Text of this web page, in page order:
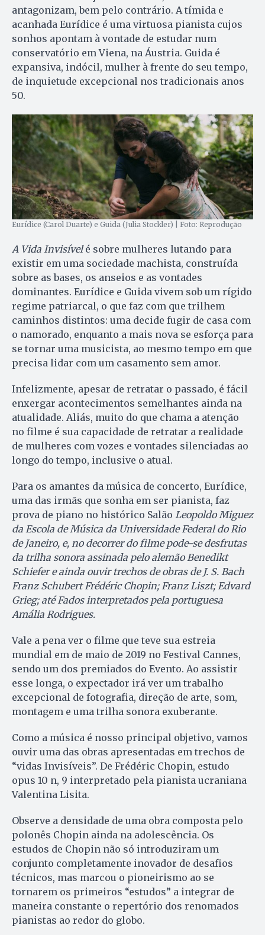
antagonizam, bem pelo contrário. A tímida e
acanhada Eurídice é uma virtuosa pianista cujos
sonhos apontam à vontade de estudar num
conservatório em Viena, na Áustria. Guida é
expansiva, indócil, mulher à frente do seu tempo,
de inquietude excepcional nos tradicionais anos
50.
Eurídice (Carol Duarte) e Guida (Julia Stockler) | Foto: Reprodução
A Vida Invisívelé sobre mulheres lutando para
existir em uma sociedade machista, construída
sobre as bases, os anseios e as vontades
dominantes. Eurídice e Guida vivem sob um rígido
regime patriarcal, o que faz com que trilhem
caminhos distintos: uma decide fugir de casa com
o namorado, enquanto a mais nova se esforça para
se tornar uma musicista, ao mesmo tempo em que
precisa lidar com um casamento sem amor.
Infelizmente, apesar de retratar o passado, é fácil
enxergar acontecimentos semelhantes ainda na
atualidade. Aliás, muito do que chama a atenção
no filme é sua capacidade de retratar a realidade
de mulheres com vozes e vontades silenciadas ao
longo do tempo, inclusive o atual.
Para os amantes da música de concerto, Eurídice,
uma das irmãs que sonha em ser pianista, faz
prova de piano no histórico Salão Leopoldo Miguez
da Escola de Música da Universidade Federal do Rio
de Janeiro, e, no decorrer do filme pode-se desfrutas
da trilha sonora assinada pelo alemão Benedikt
Schiefer e ainda ouvir trechos de obras de J. S. Bach
Franz Schubert Frédéric Chopin; Franz Liszt; Edvard
Grieg; até Fados interpretados pela portuguesa
Amália Rodrigues.
Vale a pena ver o filme que teve sua estreia
mundial em de maio de 2019 no Festival Cannes,
sendo um dos premiados do Evento. Ao assistir
esse longa, o expectador irá ver um trabalho
excepcional de fotografia, direção de arte, som,
montagem e uma trilha sonora exuberante.
Como a música é nosso principal objetivo, vamos
ouvir uma das obras apresentadas em trechos de
“vidas Invisíveis”. De Frédéric Chopin, estudo
opus 10 n, 9 interpretado pela pianista ucraniana
Valentina Lisita.
Observe a densidade de uma obra composta pelo
polonês Chopin ainda na adolescência. Os
estudos de Chopin não só introduziram um
conjunto completamente inovador de desafios
técnicos, mas marcou o pioneirismo ao se
tornarem os primeiros “estudos” a integrar de
maneira constante o repertório dos renomados
pianistas ao redor do globo.